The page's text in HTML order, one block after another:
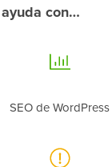
con…
SEO de WordPress